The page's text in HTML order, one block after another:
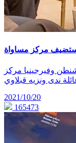
تستضيف مركز مساواة
وفيرجينيا مركز
2021/10/20
165473